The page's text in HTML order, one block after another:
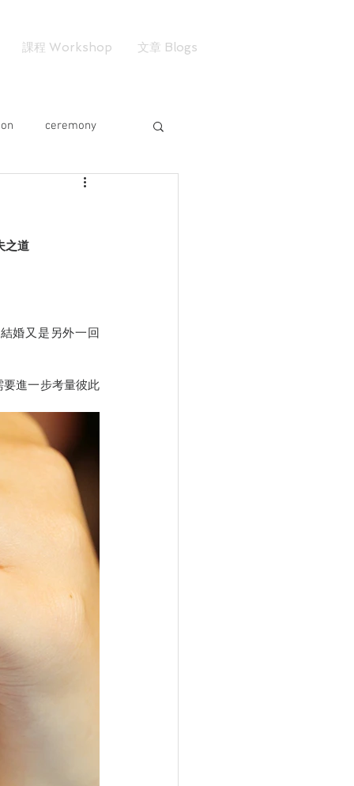
課程 Workshop 文章 Blogs
ceremony
之道
婚又是另外一回
進一步考量彼此